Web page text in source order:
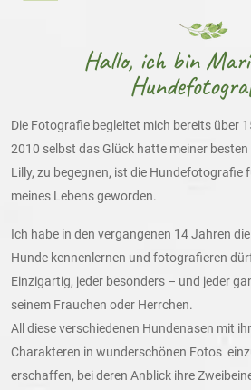
Hallo, ich bin
Die Fotografie begleitet mich bereits über
2010 selbst das Glück hatte meiner
Lilly, zu begegnen, ist die Hundefotografie
meines Lebens geworden.
Ich habe in den vergangenen 14 Jahren
Hunde kennenlernen und fotografieren
Einzigartig, jeder besonders – und jeder
seinem Frauchen oder Herrchen.
All diese verschiedenen Hundenasen mit
Charakteren in wunderschönen Fotos
erschaffen, bei deren Anblick ihre